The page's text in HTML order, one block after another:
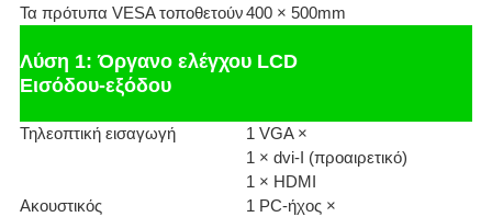
Τα πρότυπα VESA τοποθετούν400 × 500mm
Λύση 1: Όργανο ελέγχου LCD
Εισόδου-εξόδου
Τηλεοπτική εισαγωγή
1 VGA ×
1 × dvi-Ι (προαιρετικό)
1 × HDMI
Ακουστικός
1 PC-ήχος ×